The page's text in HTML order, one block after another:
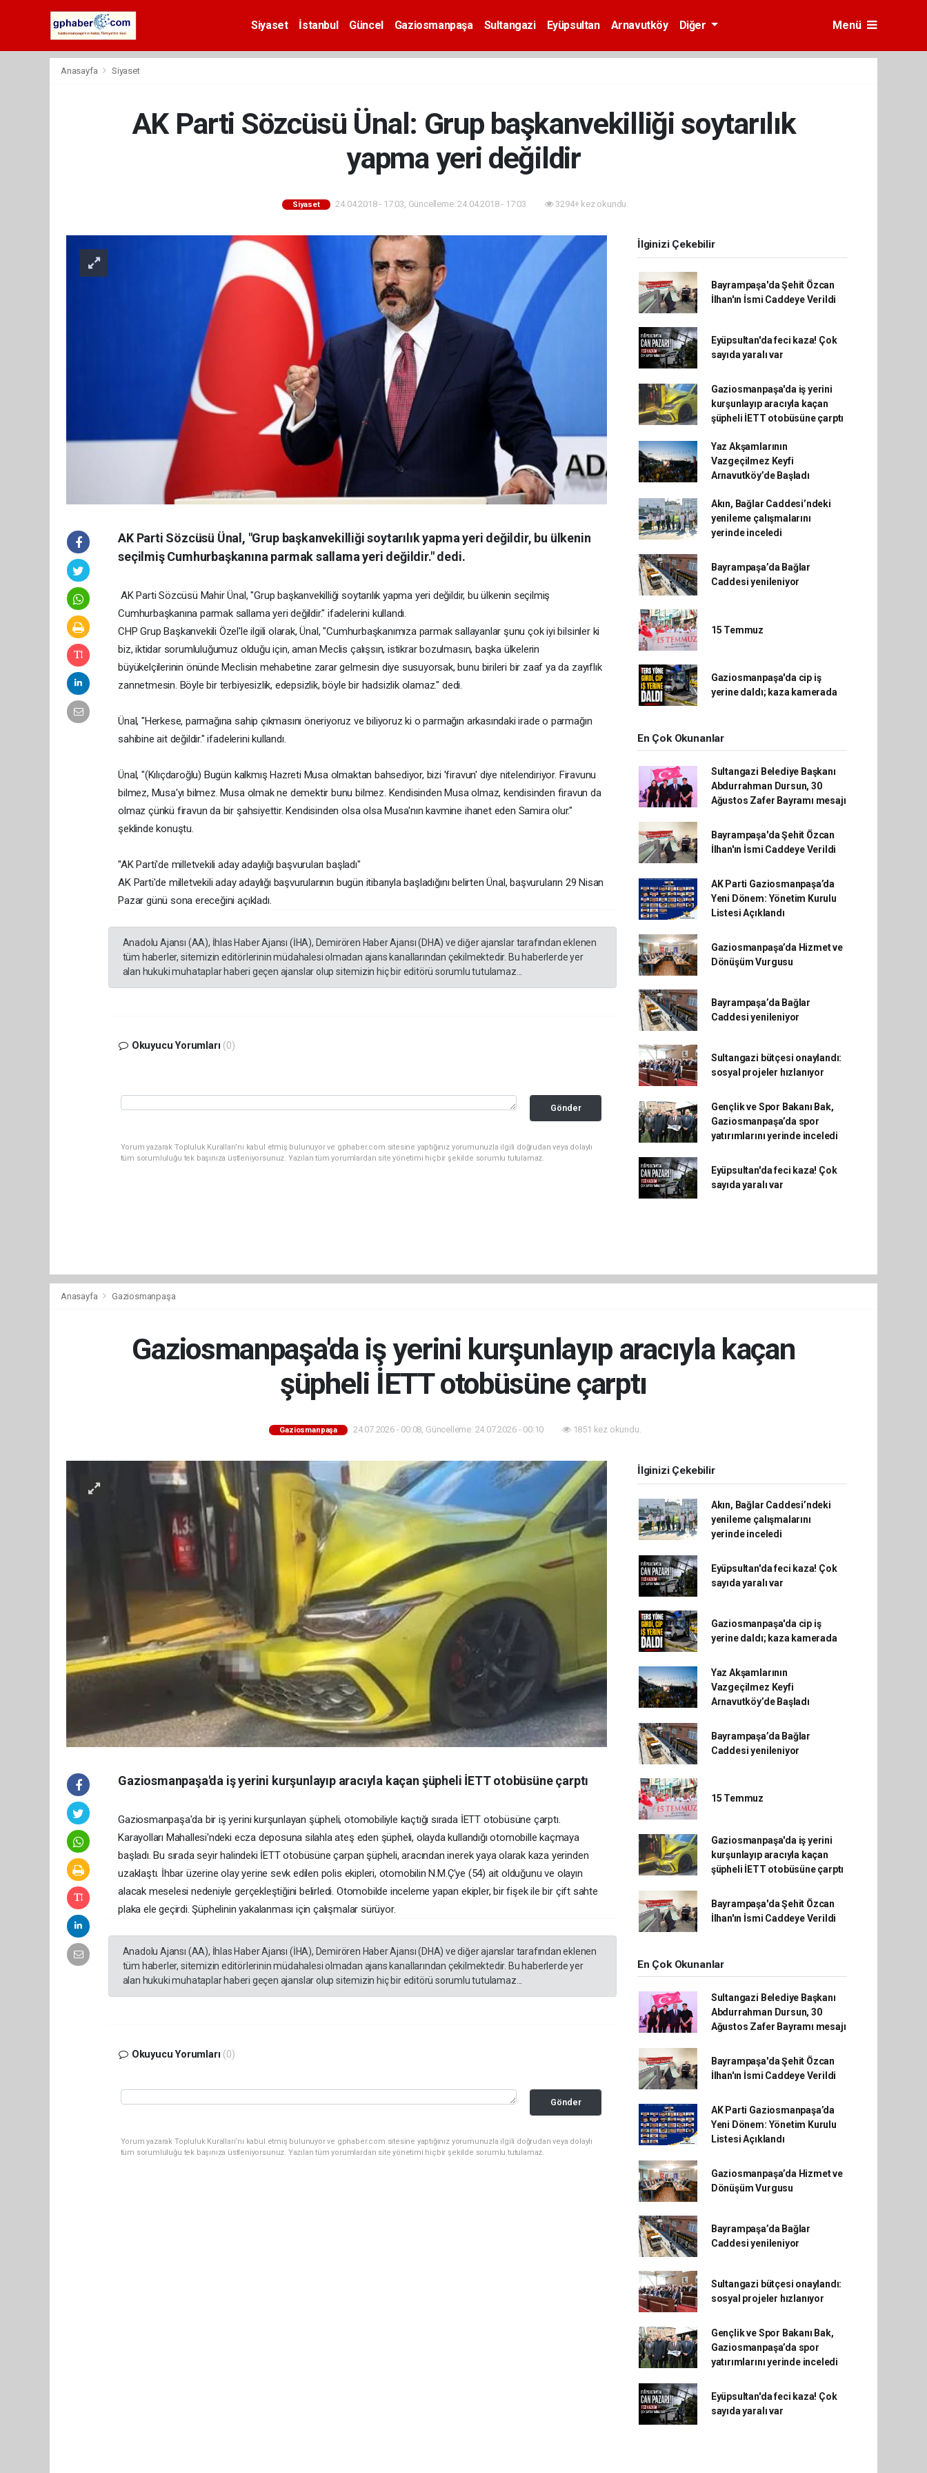
Siyaset İstanbul Güncel Gaziosmanpaşa Sultangazi Eyüpsultan Arnavutköy Diğer Menü
Anasayfa Siyaset
AK Parti Sözcüsü Ünal: Grup başkanvekilliği soytarılık
yapma yeri değildir
Siyaset 24.04.2018 - 17:03, Güncelleme: 24.04.2018 - 17:03 3294+ kez okundu.
AK Parti Sözcüsü Ünal, "Grup başkanvekilliği soytarılık yapma yeri değildir, bu ülkenin
seçilmiş Cumhurbaşkanına parmak sallama yeri değildir." dedi.
AK Parti Sözcüsü Mahir Ünal, "Grup başkanvekilliği soytarılık yapma yeri değildir, bu ülkenin seçilmiş
Cumhurbaşkanına parmak sallama yeri değildir." ifadelerini kullandı.
CHP Grup Başkanvekili Özel'le ilgili olarak, Ünal, "Cumhurbaşkanımıza parmak sallayanlar şunu çok iyi bilsinler ki
biz, iktidar sorumluluğumuz olduğu için, aman Meclis çalışsın, istikrar bozulmasın, başka ülkelerin
büyükelçilerinin önünde Meclisin mehabetine zarar gelmesin diye susuyorsak, bunu birileri bir zaaf ya da zayıflık
zannetmesin. Böyle bir terbiyesizlik, edepsizlik, böyle bir hadsizlik olamaz." dedi.
Ünal, "Herkese, parmağına sahip çıkmasını öneriyoruz ve biliyoruz ki o parmağın arkasındaki irade o parmağın
sahibine ait değildir." ifadelerini kullandı.
Ünal, "(Kılıçdaroğlu) Bugün kalkmış Hazreti Musa olmaktan bahsediyor, bizi 'firavun' diye nitelendiriyor. Firavunu
bilmez, Musa'yı bilmez. Musa olmak ne demektir bunu bilmez. Kendisinden Musa olmaz, kendisinden firavun da
olmaz çünkü firavun da bir şahsiyettir. Kendisinden olsa olsa Musa'nın kavmine ihanet eden Samira olur."
şeklinde konuştu.
"AK Parti'de milletvekili aday adaylığı başvuruları başladı"
AK Parti'de milletvekili aday adaylığı başvurularının bugün itibarıyla başladığını belirten Ünal, başvuruların 29 Nisan
Pazar günü sona ereceğini açıkladı.
Anadolu Ajansı (AA), İhlas Haber Ajansı (İHA), Demirören Haber Ajansı (DHA) ve diğer ajanslar tarafından eklenen
tüm haberler, sitemizin editörlerinin müdahalesi olmadan ajans kanallarından çekilmektedir. Bu haberlerde yer
alan hukuki muhataplar haberi geçen ajanslar olup sitemizin hiç bir editörü sorumlu tutulamaz...
Okuyucu Yorumları (0)
Gönder
Yorum yazarak Topluluk Kuralları’nı kabul etmiş bulunuyor ve gphaber.com sitesine yaptığınız yorumunuzla ilgili doğrudan veya dolaylı
tüm sorumluluğu tek başınıza üstleniyorsunuz. Yazılan tüm yorumlardan site yönetimi hiçbir şekilde sorumlu tutulamaz.
İlginizi Çekebilir
Bayrampaşa'da Şehit Özcan
İlhan'ın İsmi Caddeye Verildi
Eyüpsultan'da feci kaza! Çok
sayıda yaralı var
Gaziosmanpaşa'da iş yerini
kurşunlayıp aracıyla kaçan
şüpheli İETT otobüsüne çarptı
Yaz Akşamlarının
Vazgeçilmez Keyfi
Arnavutköy’de Başladı
Akın, Bağlar Caddesi’ndeki
yenileme çalışmalarını
yerinde inceledi
Bayrampaşa’da Bağlar
Caddesi yenileniyor
15 Temmuz
Gaziosmanpaşa'da cip iş
yerine daldı; kaza kamerada
En Çok Okunanlar
Sultangazi Belediye Başkanı
Abdurrahman Dursun, 30
Ağustos Zafer Bayramı mesajı
Bayrampaşa'da Şehit Özcan
İlhan'ın İsmi Caddeye Verildi
AK Parti Gaziosmanpaşa’da
Yeni Dönem: Yönetim Kurulu
Listesi Açıklandı
Gaziosmanpaşa’da Hizmet ve
Dönüşüm Vurgusu
Bayrampaşa’da Bağlar
Caddesi yenileniyor
Sultangazi bütçesi onaylandı:
sosyal projeler hızlanıyor
Gençlik ve Spor Bakanı Bak,
Gaziosmanpaşa’da spor
yatırımlarını yerinde inceledi
Eyüpsultan'da feci kaza! Çok
sayıda yaralı var
Anasayfa Gaziosmanpaşa
Gaziosmanpaşa'da iş yerini kurşunlayıp aracıyla kaçan
şüpheli İETT otobüsüne çarptı
Gaziosmanpaşa 24.07.2026 - 00:08, Güncelleme: 24.07.2026 - 00:10 1851 kez okundu.
Gaziosmanpaşa'da iş yerini kurşunlayıp aracıyla kaçan şüpheli İETT otobüsüne çarptı
Gaziosmanpaşa'da bir iş yerini kurşunlayan şüpheli, otomobiliyle kaçtığı sırada İETT otobüsüne çarptı.
Karayolları Mahallesi'ndeki ecza deposuna silahla ateş eden şüpheli, olayda kullandığı otomobille kaçmaya
başladı. Bu sırada seyir halindeki İETT otobüsüne çarpan şüpheli, aracından inerek yaya olarak kaza yerinden
uzaklaştı. İhbar üzerine olay yerine sevk edilen polis ekipleri, otomobilin N.M.Ç'ye (54) ait olduğunu ve olayın
alacak meselesi nedeniyle gerçekleştiğini belirledi. Otomobilde inceleme yapan ekipler, bir fişek ile bir çift sahte
plaka ele geçirdi. Şüphelinin yakalanması için çalışmalar sürüyor.
Anadolu Ajansı (AA), İhlas Haber Ajansı (İHA), Demirören Haber Ajansı (DHA) ve diğer ajanslar tarafından eklenen
tüm haberler, sitemizin editörlerinin müdahalesi olmadan ajans kanallarından çekilmektedir. Bu haberlerde yer
alan hukuki muhataplar haberi geçen ajanslar olup sitemizin hiç bir editörü sorumlu tutulamaz...
Okuyucu Yorumları (0)
Gönder
Yorum yazarak Topluluk Kuralları’nı kabul etmiş bulunuyor ve gphaber.com sitesine yaptığınız yorumunuzla ilgili doğrudan veya dolaylı
tüm sorumluluğu tek başınıza üstleniyorsunuz. Yazılan tüm yorumlardan site yönetimi hiçbir şekilde sorumlu tutulamaz.
İlginizi Çekebilir
Akın, Bağlar Caddesi’ndeki
yenileme çalışmalarını
yerinde inceledi
Eyüpsultan'da feci kaza! Çok
sayıda yaralı var
Gaziosmanpaşa'da cip iş
yerine daldı; kaza kamerada
Yaz Akşamlarının
Vazgeçilmez Keyfi
Arnavutköy’de Başladı
Bayrampaşa’da Bağlar
Caddesi yenileniyor
15 Temmuz
Gaziosmanpaşa'da iş yerini
kurşunlayıp aracıyla kaçan
şüpheli İETT otobüsüne çarptı
Bayrampaşa'da Şehit Özcan
İlhan'ın İsmi Caddeye Verildi
En Çok Okunanlar
Sultangazi Belediye Başkanı
Abdurrahman Dursun, 30
Ağustos Zafer Bayramı mesajı
Bayrampaşa'da Şehit Özcan
İlhan'ın İsmi Caddeye Verildi
AK Parti Gaziosmanpaşa’da
Yeni Dönem: Yönetim Kurulu
Listesi Açıklandı
Gaziosmanpaşa’da Hizmet ve
Dönüşüm Vurgusu
Bayrampaşa’da Bağlar
Caddesi yenileniyor
Sultangazi bütçesi onaylandı:
sosyal projeler hızlanıyor
Gençlik ve Spor Bakanı Bak,
Gaziosmanpaşa’da spor
yatırımlarını yerinde inceledi
Eyüpsultan'da feci kaza! Çok
sayıda yaralı var